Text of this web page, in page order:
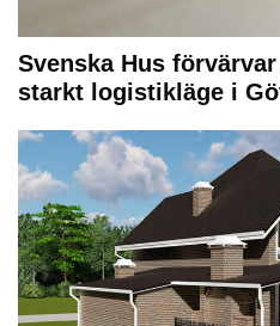
Svenska Hus
starkt logistikläge i